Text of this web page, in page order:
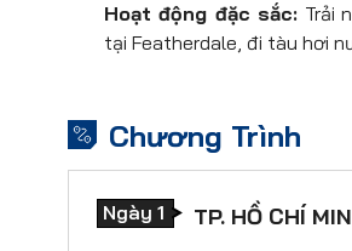
Hoạt động đặc sắc: Trải
tại Featherdale, đi tàu hơi
Chương Trình
Ngày 1 TP. HỒ CHÍ